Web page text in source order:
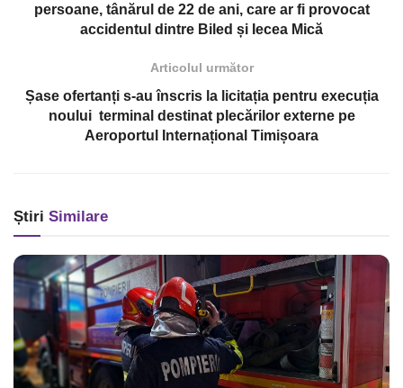
persoane, tânărul de 22 de ani, care ar fi provocat
accidentul dintre Biled și Iecea Mică
Articolul următor
Șase ofertanți s-au înscris la licitația pentru execuția
noului terminal destinat plecărilor externe pe
Aeroportul Internațional Timișoara
Știri Similare